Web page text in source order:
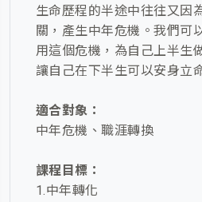
生命歷程的半途中往往又因
關，產生中年危機。我們可
用這個危機，為自己上半生
讓自己在下半生可以安身立
適合對象：
中年危機、職涯轉換
課程目標：
1.中年轉化